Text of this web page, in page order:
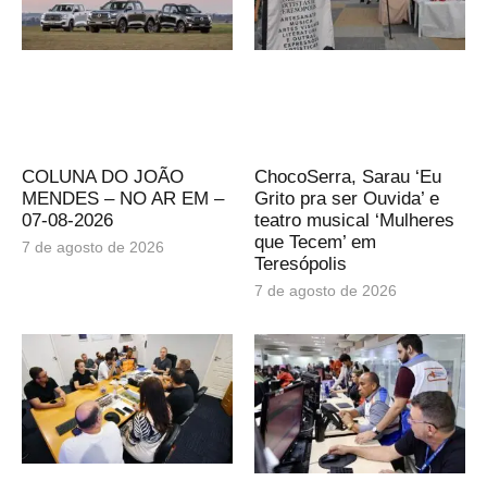
COLUNA DO JOÃO
MENDES – NO AR EM –
07-08-2026
7 de agosto de 2026
ChocoSerra, Sarau ‘Eu
Grito pra ser Ouvida’ e
teatro musical ‘Mulheres
que Tecem’ em
Teresópolis
7 de agosto de 2026